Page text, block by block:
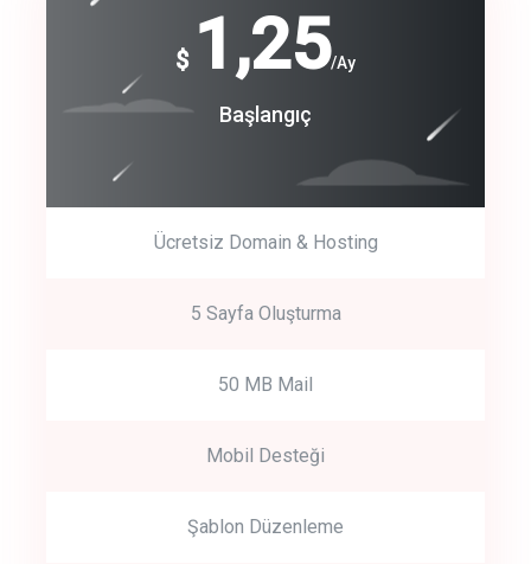
$ 1,25/Ay
Başlangıç
Ücretsiz Domain & Hosting
5 Sayfa Oluşturma
50 MB Mail
Mobil Desteği
Şablon Düzenleme
Free
Basic